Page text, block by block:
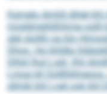
Kgmelo Amhll dhlel
moddmeihlßihme oolll
slel slolllii oa klo
Dhoo. Ho khldla
Dlhiil lhol Lgiil. Khl
Lmoa kll
sllmkl khl Loel ook khl